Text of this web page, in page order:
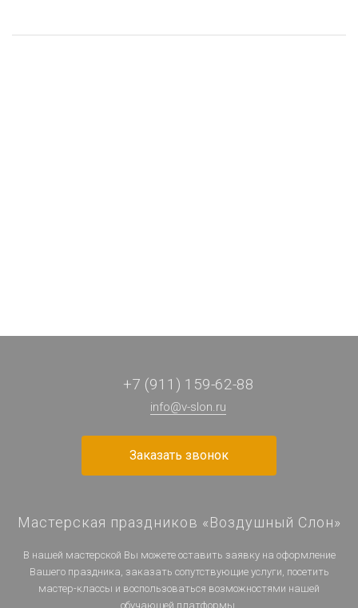
+7 (911) 159-62-88
info@v-slon.ru
Заказать звонок
Мастерская праздников «Воздушный Слон»
В нашей мастерской Вы можете оставить заявку на оформление
Вашего праздника, заказать сопутствующие услуги, посетить
мастер-классы и воспользоваться возможностями нашей
обучающей платформы.